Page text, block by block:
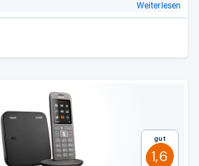
Weiterlesen
Gut
1,6